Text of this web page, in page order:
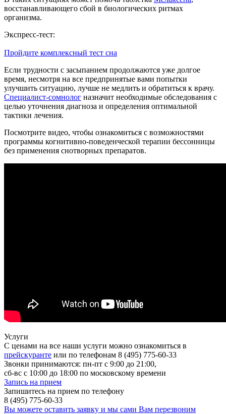
восстанавливающего сбой в биологических ритмах
организма.
Экспресс-тест:
Пройдите комплексный тест сна
Если трудности с засыпанием продолжаются уже долгое
время, несмотря на все предпринятые вами попытки
улучшить ситуацию, лучше не медлить и обратиться к врачу.
Специалист-сомнолог назначит необходимые обследования с
целью уточнения диагноза и определения оптимальной
тактики лечения.
Посмотрите видео, чтобы ознакомиться с возможностями
программы когнитивно-поведенческой терапии бессонницы
без применения снотворных препаратов.
Услуги
С ценами на все наши услуги можно ознакомиться в
прейскуранте или по телефонам 8 (495) 775-60-33
Звонки принимаются: пн-пт с 9:00 до 21:00,
сб-вс с 10:00 до 18:00 по московскому времени
Запись на прием
Запишитесь на прием по телефону
8 (495) 775-60-33
Вы можете оставить заявку и мы сами Вам перезвоним